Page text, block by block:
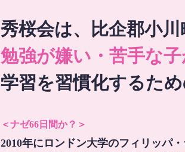
秀桜会は、比企郡小川
勉強が嫌い・苦手な
学習を習慣化するた
＜ナゼ66日間か？＞
2010年にロンドン大学のフィリッパ